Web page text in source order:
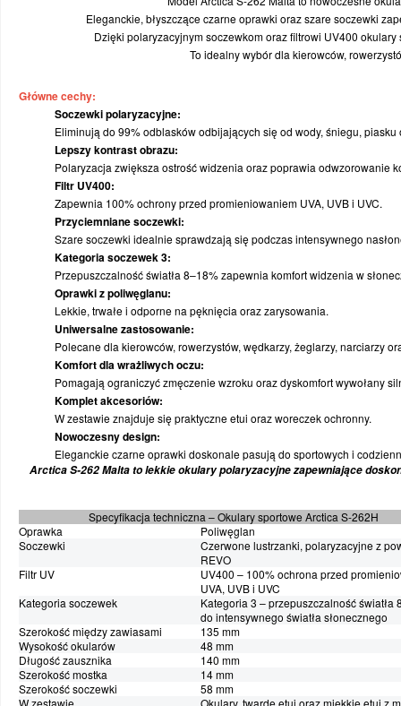
CZĘŚCI ZAMIENNE
KASKI
KÓŁKA
ŁOŻYSKA
OCHRANIACZE
ODZIEŻ
OKULARY SPORTOWE
TORBY/PLECAKI
WYPRZEDAŻ
SPRZĘT OCHRONNY
TORBY
BRAMKI
ODZIEŻ
OBUWIE
WYPRZEDAŻ
PODKŁADKI POD KOŁA
FUTBOL AMERYKAŃSKI
NARCIARSTWO BIEGOWE I ZJAZDOWE
TRENER / SĘDZIA
MEDYCYNA SPORTOWA
PIŁKA NOŻNA
SIATKÓWKA
WYPRZEDAŻ
HKS JETS
PTH KOZIOŁKI POZNAŃ
ŁKH ŁÓDŹ
REPREZENTACJA POLSKI
KOLEKCJE SEZONOWE
GRY I CZĘŚCI ZAMIENNE
PERSONALIZACJA ODZIEŻY
SPORTREBEL CUSTOM
TURNIEJE
WYPRZEDAŻ
USŁUGI SERWISOWE
PROSHARP
PŁYN DO DEZYNFEKCJI
Eleganckie, błyszczące czarne oprawki oraz szare soczewki
Dzięki polaryzacyjnym soczewkom oraz filtrowi UV400
To idealny wybór dla kierowców,
Główne cechy:
Soczewki polaryzacyjne:
Eliminują do 99% odblasków odbijających się od wody, śniegu,
Lepszy kontrast obrazu:
Polaryzacja zwiększa ostrość widzenia oraz poprawia odwzorowanie
Filtr UV400:
Zapewnia 100% ochrony przed promieniowaniem UVA, UVB i UVC.
Przyciemniane soczewki:
Szare soczewki idealnie sprawdzają się podczas intensywnego
Kategoria soczewek 3:
Przepuszczalność światła 8–18% zapewnia komfort widzenia w
Oprawki z poliwęglanu:
Lekkie, trwałe i odporne na pęknięcia oraz zarysowania.
Uniwersalne zastosowanie:
Polecane dla kierowców, rowerzystów, wędkarzy, żeglarzy, narciarzy
Komfort dla wrażliwych oczu:
Pomagają ograniczyć zmęczenie wzroku oraz dyskomfort wywołany
Komplet akcesoriów:
W zestawie znajduje się praktyczne etui oraz woreczek ochronny.
Nowoczesny design:
Eleganckie czarne oprawki doskonale pasują do sportowych i
Arctica S-262 Malta to lekkie okulary polaryzacyjne zapewniające
Specyfikacja techniczna – Okulary sportowe Arctica S-262H
Oprawka
Poliwęglan
Soczewki
Czerwone lustrzanki, polaryzacyjne z
REVO
Filtr UV
UV400 – 100% ochrona przed
UVA, UVB i UVC
Kategoria soczewek
Kategoria 3 – przepuszczalność światła
do intensywnego światła słonecznego
Szerokość między zawiasami
135 mm
Wysokość okularów
48 mm
Długość zausznika
140 mm
Szerokość mostka
14 mm
Szerokość soczewki
58 mm
W zestawie
Okulary, twarde etui oraz miękkie etui z